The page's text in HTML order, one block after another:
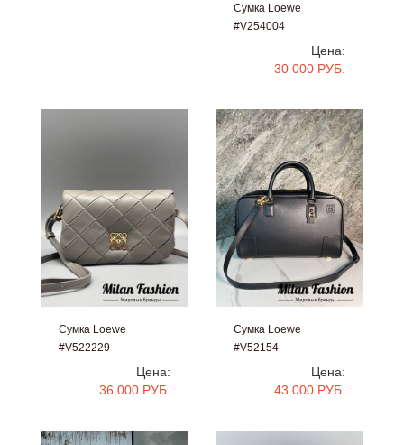
Сумка Loewe
#V254004
Цена:
30 000 РУБ.
Сумка Loewe
#V522229
Цена:
36 000 РУБ.
Сумка Loewe
#V52154
Цена:
43 000 РУБ.